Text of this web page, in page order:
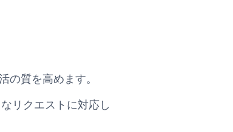
の質を高めます。
リクエストに対応し